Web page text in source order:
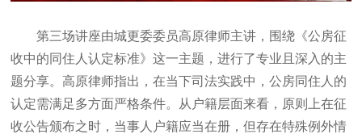
第三场讲座由城更委委员高原律师主讲，围绕《公房征
收中的同住人认定标准》这一主题，进行了专业且深入的主
题分享。高原律师指出，在当下司法实践中，公房同住人的
认定需满足多方面严格条件。从户籍层面来看，原则上在征
收公告颁布之时，当事人户籍应当在册，但存在特殊例外情